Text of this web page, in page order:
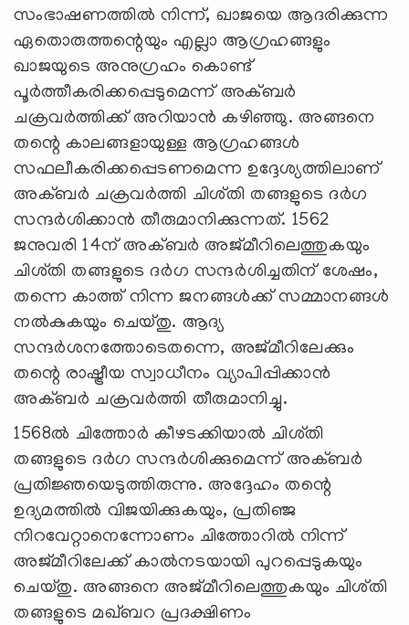
സംഭാഷണത്തിൽ നിന്ന്, ഖാജയെ ആദരിക്കുന്ന
ഏതൊരുത്തന്റെയും എല്ലാ ആഗ്രഹങ്ങളും
ഖാജയുടെ അനുഗ്രഹം കൊണ്ട്
പൂർത്തീകരിക്കപ്പെടുമെന്ന് അക്ബർ
ചക്രവർത്തിക്ക് അറിയാൻ കഴിഞ്ഞു. അങ്ങനെ
തന്റെ കാലങ്ങളായുള്ള ആഗ്രഹങ്ങൾ
സഫലീകരിക്കപ്പെടണമെന്ന ഉദ്ദേശ്യത്തിലാണ്
അക്ബർ ചക്രവർത്തി ചിശ്തി തങ്ങളുടെ ദർഗ
സന്ദർശിക്കാൻ തീരുമാനിക്കുന്നത്. 1562
ജനുവരി 14ന് അക്ബർ അജ്മീറിലെത്തുകയും
ചിശ്തി തങ്ങളുടെ ദർഗ സന്ദർശിച്ചതിന് ശേഷം,
തന്നെ കാത്ത് നിന്ന ജനങ്ങൾക്ക് സമ്മാനങ്ങൾ
നൽകുകയും ചെയ്തു. ആദ്യ
സന്ദർശനത്തോടെതന്നെ, അജ്മീറിലേക്കും
തന്റെ രാഷ്ട്രീയ സ്വാധീനം വ്യാപിപ്പിക്കാൻ
അക്ബർ ചക്രവർത്തി തീരുമാനിച്ചു.
1568ൽ ചിത്തോർ കീഴടക്കിയാൽ ചിശ്തി
തങ്ങളുടെ ദർഗ സന്ദർശിക്കുമെന്ന് അക്ബർ
പ്രതിജ്ഞയെടുത്തിരുന്നു. അദ്ദേഹം തന്റെ
ഉദ്യമത്തിൽ വിജയിക്കുകയും, പ്രതിഞ്ജ
നിറവേറ്റാനെന്നോണം ചിത്തോറിൽ നിന്ന്
അജ്മീറിലേക്ക് കാൽനടയായി പുറപ്പെടുകയും
ചെയ്തു. അങ്ങനെ അജ്മീറിലെത്തുകയും ചിശ്തി
തങ്ങളുടെ മഖ്‌ബറ പ്രദക്ഷിണം